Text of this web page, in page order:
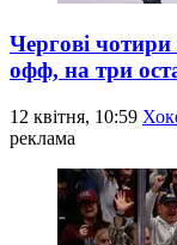
Чергові чотири
офф, на три
12 квітня, 10:59
реклама